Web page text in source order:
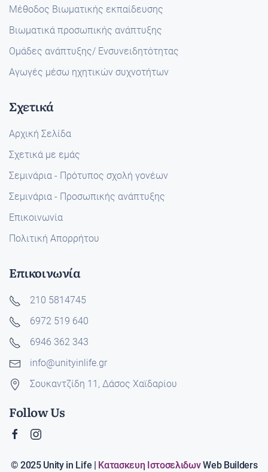
Μέθοδος Βιωματικής εκπαίδευσης
Βιωματικά προσωπικής ανάπτυξης
Ομάδες ανάπτυξης/ Ενσυνειδητότητας
Αγωγές μέσω ηχητικών συχνοτήτων
Σχετικά
Αρχική Σελίδα
Σχετικά με εμάς
Σεμινάρια - Πρότυπος σχολή γονέων
Σεμινάρια - Προσωπικής ανάπτυξης
Επικοινωνία
Πολιτική Απορρήτου
Επικοινωνία
210 5814745
6972 519 640
6946 362 343
info@unityinlife.gr
Σουκαντζίδη 11, Δάσος Χαϊδαρίου
Follow Us
© 2025 Unity in Life | Κατασκευη ΙστοσελιδωνWeb Builders